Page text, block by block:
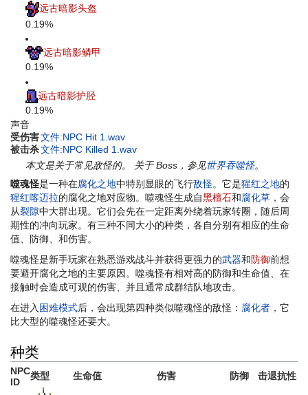
远古暗影头盔
0.19%
远古暗影鳞甲
0.19%
远古暗影护胫
0.19%
声音
受伤害文件:NPC Hit 1.wav
被击杀文件:NPC Killed 1.wav
本文是关于常见敌怪的。 关于 Boss，参见世界吞噬怪。
噬魂怪是一种在腐化之地中特别显眼的飞行敌怪。它是猩红之地的
猩红喀迈拉的腐化之地对应物。噬魂怪生成自黑檀石和腐化草 ，会
从裂隙中大群出现。它们会先在一定距离外绕着玩家转圈，随后周
期性的冲向玩家。有三种不同大小的种类，各自分别有相应的生命
值、防御、和伤害。
噬魂怪是新手玩家在熟悉游戏战斗并获得更强力的武器和防御前想
要避开腐化之地的主要原因。噬魂怪有相对高的防御和生命值、在
接触时会造成可观的伤害、并且通常成群结队地攻击。
在进入困难模式后，会出现第四种类似噬魂怪的敌怪： 腐化者 ，它
比大型的噬魂怪还要大。
种类
NPC
ID
类型 生命值 伤害 防御 击退抗性